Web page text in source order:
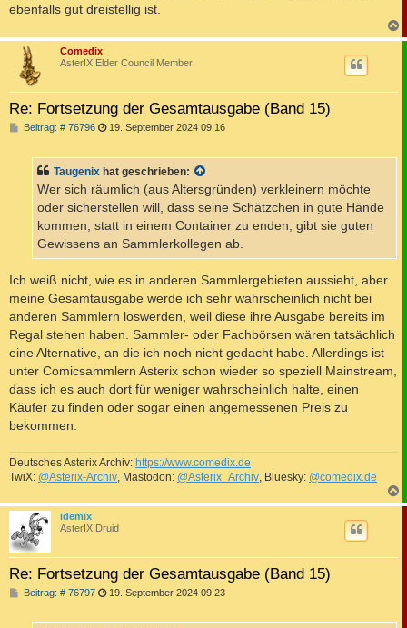
ebenfalls gut dreistellig ist.
a
Comedix
AsterIX Elder Council Member
Re: Fortsetzung der Gesamtausgabe (Band 15)
Beitrag: # 76796B
r
a
19. September 2024 09:16
Taugenix hat geschrieben:
Wer sich räumlich (aus Altersgründen) verkleinern möchte
oder sicherstellen will, dass seine Schätzchen in gute Hände
kommen, statt in einem Container zu enden, gibt sie guten
Gewissens an Sammlerkollegen ab.
Ich weiß nicht, wie es in anderen Sammlergebieten aussieht, aber
meine Gesamtausgabe werde ich sehr wahrscheinlich nicht bei
anderen Sammlern loswerden, weil diese ihre Ausgabe bereits im
Regal stehen haben. Sammler- oder Fachbörsen wären tatsächlich
eine Alternative, an die ich noch nicht gedacht habe. Allerdings ist
unter Comicsammlern Asterix schon wieder so speziell Mainstream,
dass ich es auch dort für weniger wahrscheinlich halte, einen
Käufer zu finden oder sogar einen angemessenen Preis zu
bekommen.
Deutsches Asterix Archiv: https://www.comedix.de
TwiX: @Asterix-Archiv , Mastodon: @Asterix_Archiv , Bluesky: @comedix.de
a
idemix
AsterIX Druid
Re: Fortsetzung der Gesamtausgabe (Band 15)
Beitrag: # 76797B 19. September 2024 09:23